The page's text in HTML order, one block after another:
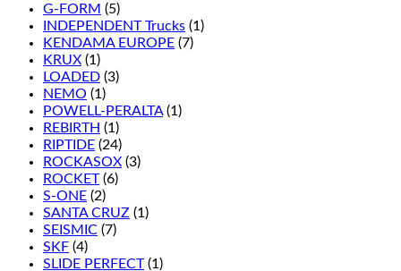
G-FORM (5)
INDEPENDENT Trucks (1)
KENDAMA EUROPE (7)
KRUX (1)
LOADED (3)
NEMO (1)
POWELL-PERALTA (1)
REBIRTH (1)
RIPTIDE (24)
ROCKASOX (3)
ROCKET (6)
S-ONE (2)
SANTA CRUZ (1)
SEISMIC (7)
SKF (4)
SLIDE PERFECT (1)